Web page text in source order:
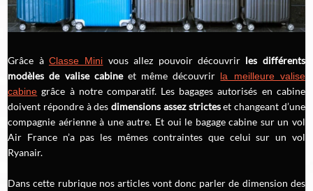
Grâce àClasse Mini vous allez pouvoir découvrir les différents
modèles de valise cabineet même découvrir la meilleure valise
cabine grâce à notre comparatif. Les bagages autorisés en cabine
doivent répondre à desdimensions assez stricteset changeant d’une
compagnie aérienne à une autre. Et oui le bagage cabine sur un vol
Air France n’a pas les mêmes contraintes que celui sur un vol
Ryanair.
Dans cette rubrique nos articles vont donc parler de dimension des